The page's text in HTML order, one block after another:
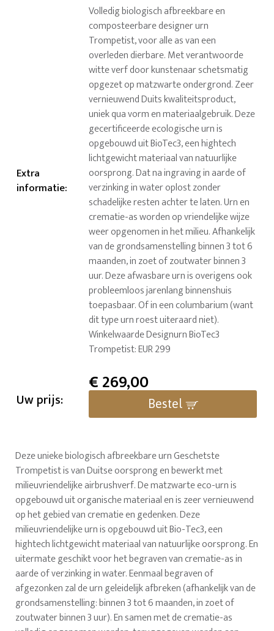
Extra
informatie:
Volledig biologisch afbreekbare en
composteerbare designer urn
Trompetist, voor alle as van een
overleden dierbare. Met verantwoorde
witte verf door kunstenaar schetsmatig
opgezet op matzwarte ondergrond. Zeer
vernieuwend Duits kwaliteitsproduct,
uniek qua vorm en materiaalgebruik. Deze
gecertificeerde ecologische urn is
opgebouwd uit BioTec3, een hightech
lichtgewicht materiaal van natuurlijke
oorsprong. Dat na ingraving in aarde of
verzinking in water oplost zonder
schadelijke resten achter te laten. Urn en
crematie-as worden op vriendelijke wijze
weer opgenomen in het milieu. Afhankelijk
van de grondsamenstelling binnen 3 tot 6
maanden, in zoet of zoutwater binnen 3
uur. Deze afwasbare urn is overigens ook
probleemloos jarenlang binnenshuis
toepasbaar. Of in een columbarium (want
dit type urn roest uiteraard niet).
Winkelwaarde Designurn BioTec3
Trompetist: EUR 299
Uw prijs:
€269,00
Bestel
Deze unieke biologisch afbreekbare urn Geschetste
Trompetist is van Duitse oorsprong en bewerkt met
milieuvriendelijke airbrushverf. De matzwarte eco-urn is
opgebouwd uit organische materiaal en is zeer vernieuwend
op het gebied van crematie en gedenken. Deze
milieuvriendelijke urn is opgebouwd uit Bio-Tec3, een
hightech lichtgewicht materiaal van natuurlijke oorsprong. En
uitermate geschikt voor het begraven van crematie-as in
aarde of verzinking in water. Eenmaal begraven of
afgezonken zal de urn geleidelijk afbreken (afhankelijk van de
grondsamenstelling: binnen 3 tot 6 maanden, in zoet of
zoutwater binnen 3 uur). En samen met de crematie-as